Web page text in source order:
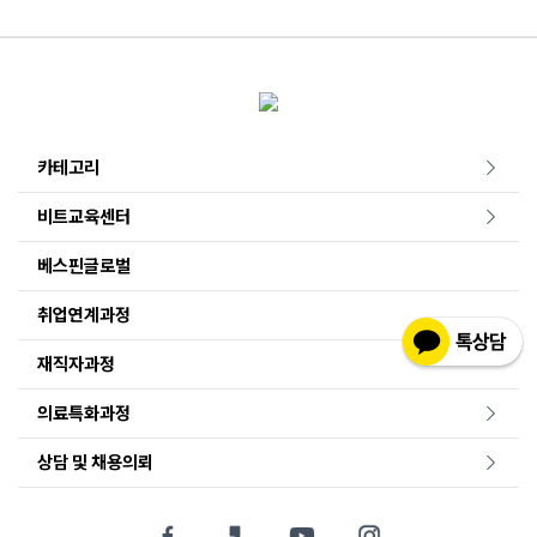
카테고리
비트교육센터
베스핀글로벌
취업연계과정
재직자과정
의료특화과정
상담 및 채용의뢰